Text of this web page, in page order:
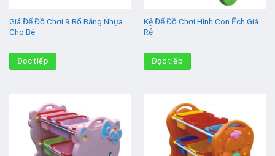
Giá Để Đồ Chơi 9 Rổ Bằng Nhựa
Cho Bé
Đọc tiếp
Kệ Để Đồ Chơi Hình Con Ếch Giá
Rẻ
Đọc tiếp